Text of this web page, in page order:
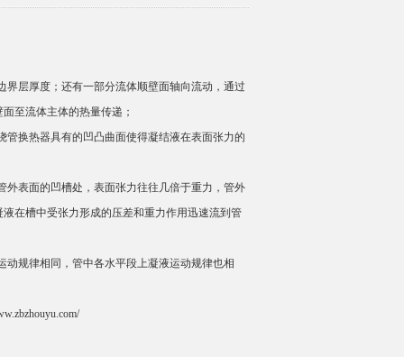
层厚度；还有一部分流体顺壁面轴向流动，通过
至流体主体的热量传递；
管换热器具有的凹凸曲面使得凝结液在表面张力的
表面的凹槽处，表面张力往往几倍于重力，管外
在槽中受张力形成的压差和重力作用迅速流到管
规律相同，管中各水平段上凝液运动规律也相